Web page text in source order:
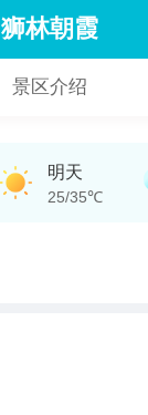
狮林朝霞
景区介绍
明天
25/35℃